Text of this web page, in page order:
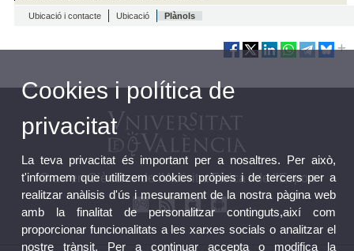
Ubicació i contacte Ubicació Plànols
Grau en Ciències de l’Activitat Física i de l’Esport
Cookies i política de
privacitat
La teva privacitat és important per a nosaltres. Per això,
t'informem que utilitzem cookies pròpies i de tercers per a
realitzar anàlisis d'ús i mesurament de la nostra pàgina web
amb la finalitat de personalitzar continguts,així com
proporcionar funcionalitats a les xarxes socials o analitzar el
nostre trànsit. Per a continuar accepta o modifica la